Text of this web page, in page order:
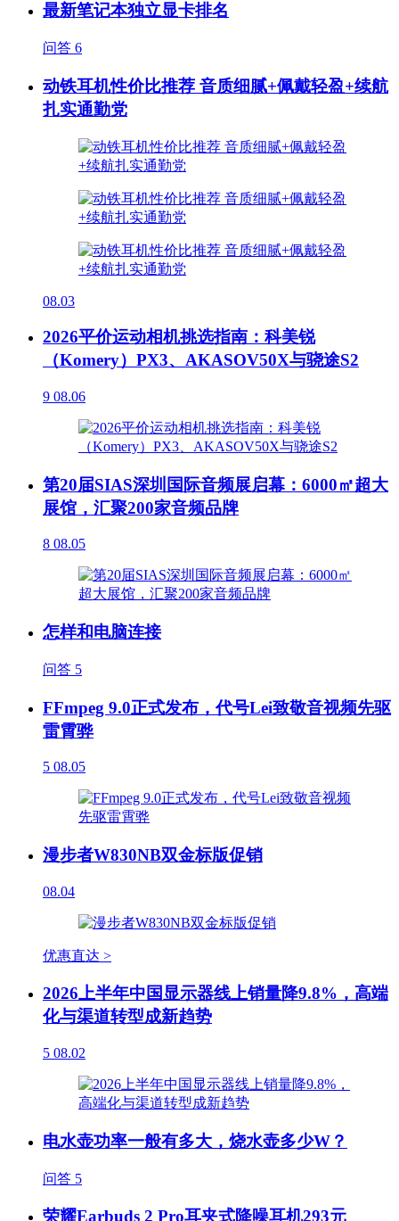
最新笔记本独立显卡排名
问答 6
动铁耳机性价比推荐 音质细腻+佩戴轻盈+续航
扎实通勤党
08.03
2026平价运动相机挑选指南：科美锐
（Komery）PX3、AKASOV50X与骁途S2
9 08.06
第20届SIAS深圳国际音频展启幕：6000㎡超大
展馆，汇聚200家音频品牌
8 08.05
怎样和电脑连接
问答 5
FFmpeg 9.0正式发布，代号Lei致敬音视频先驱
雷霄骅
5 08.05
漫步者W830NB双金标版促销
08.04
优惠直达 >
2026上半年中国显示器线上销量降9.8%，高端
化与渠道转型成新趋势
5 08.02
电水壶功率一般有多大，烧水壶多少W？
问答 5
荣耀Earbuds 2 Pro耳夹式降噪耳机293元